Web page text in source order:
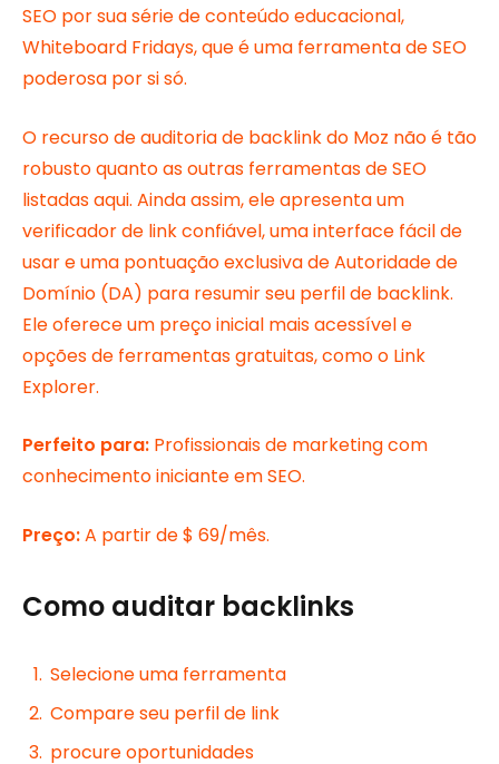
SEO por sua série de conteúdo educacional,
Whiteboard Fridays, que é uma ferramenta de SEO
poderosa por si só.
O recurso de auditoria de backlink do Moz não é tão
robusto quanto as outras ferramentas de SEO
listadas aqui. Ainda assim, ele apresenta um
verificador de link confiável, uma interface fácil de
usar e uma pontuação exclusiva de Autoridade de
Domínio (DA) para resumir seu perfil de backlink.
Ele oferece um preço inicial mais acessível e
opções de ferramentas gratuitas, como o Link
Explorer.
Perfeito para: Profissionais de marketing com
conhecimento iniciante em SEO.
Preço:A partir de $ 69/mês.
Como auditar backlinks
Selecione uma ferramenta
Compare seu perfil de link
procure oportunidades